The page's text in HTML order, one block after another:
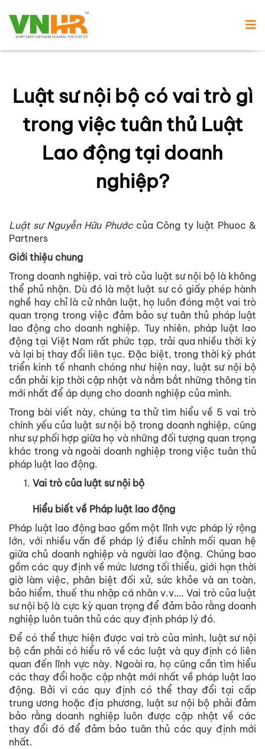
Luật sư nội bộ có vai trò gì
trong việc tuân thủ Luật
Lao động tại doanh
nghiệp?
Luật sư Nguyễn Hữu Phướccủa Công ty luật Phuoc &
Partners
Giới thiệu chung
Trong doanh nghiệp, vai trò của luật sư nội bộ là không
thể phủ nhận. Dù đó là một luật sư có giấy phép hành
nghề hay chỉ là cử nhân luật, họ luôn đóng một vai trò
quan trọng trong việc đảm bảo sự tuân thủ pháp luật
lao động cho doanh nghiệp. Tuy nhiên, pháp luật lao
động tại Việt Nam rất phức tạp, trải qua nhiều thời kỳ
và lại bị thay đổi liên tục. Đặc biệt, trong thời kỳ phát
triển kinh tế nhanh chóng như hiện nay, luật sư nội bộ
cần phải kịp thời cập nhật và nắm bắt những thông tin
mới nhất để áp dụng cho doanh nghiệp của mình.
Trong bài viết này, chúng ta thử tìm hiểu về 5 vai trò
chính yếu của luật sư nội bộ trong doanh nghiệp, cũng
như sự phối hợp giữa họ và những đối tượng quan trọng
khác trong và ngoài doanh nghiệp trong việc tuân thủ
pháp luật lao động.
Vai trò của luật sư nội bộ
Hiểu biết về Pháp luật lao động
Pháp luật lao động bao gồm một lĩnh vực pháp lý rộng
lớn, với nhiều vấn đề pháp lý điều chỉnh mối quan hệ
giữa chủ doanh nghiệp và người lao động. Chúng bao
gồm các quy định về mức lương tối thiểu, giới hạn thời
giờ làm việc, phân biệt đối xử, sức khỏe và an toàn,
bảo hiểm, thuế thu nhập cá nhân v.v…. Vai trò của luật
sư nội bộ là cực kỳ quan trọng để đảm bảo rằng doanh
nghiệp luôn tuân thủ các quy định pháp lý đó.
Để có thể thực hiện được vai trò của mình, luật sư nội
bộ cần phải có hiểu rõ về các luật và quy định có liên
quan đến lĩnh vực này. Ngoài ra, họ cũng cần tìm hiểu
các thay đổi hoặc cập nhật mới nhất về pháp luật lao
động. Bởi vì các quy định có thể thay đổi tại cấp
trung ương hoặc địa phương, luật sư nội bộ phải đảm
bảo rằng doanh nghiệp luôn được cập nhật về các
thay đổi đó để đảm bảo tuân thủ các quy định mới
nhất.